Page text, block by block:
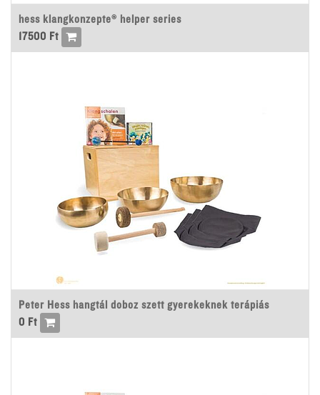
hess klangkonzepte® helper series
17500 Ft
Peter Hess hangtál doboz szett gyerekeknek terápiás
0 Ft